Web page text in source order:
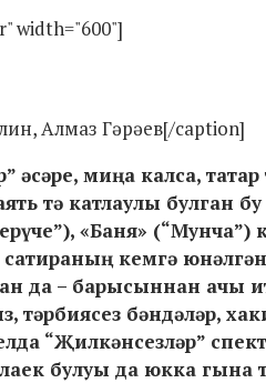
width="600"]
Алмаз Гәрәев[/caption]
миңа калса,
тә катлаулы булган
«Баня» (“Мунча”)
кемгә
да – барысыннан ачы
тәрбиясез бәндәләр,
“Җилкәнсезләр”
булуы да юкка гына